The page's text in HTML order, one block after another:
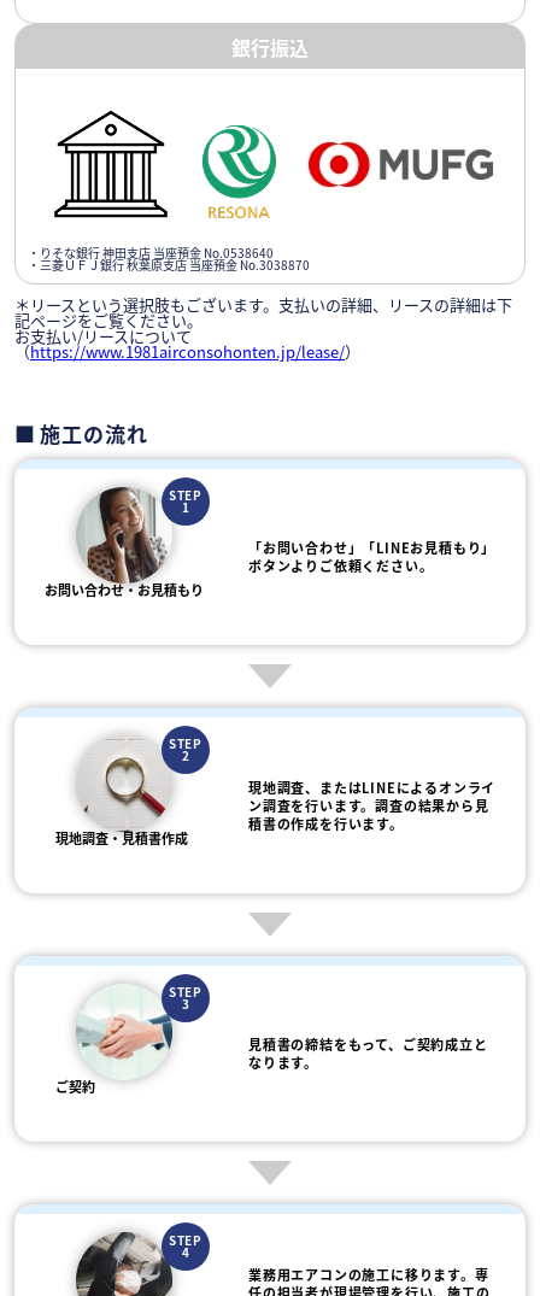
銀行振込
・りそな銀行 神田支店 当座預金 No.0538640
・三菱ＵＦＪ銀行 秋葉原支店 当座預金 No.3038870
＊リースという選択肢もございます。支払いの詳細、リースの詳細は下
記ページをご覧ください。
お支払い/リースについて
（https://www.1981airconsohonten.jp/lease/）
施工の流れ
STEP
1
お問い合わせ・お見積もり
「お問い合わせ」「LINEお見積もり」
ボタンよりご依頼ください。
STEP
2
現地調査・見積書作成
現地調査、またはLINEによるオンライ
ン調査を行います。調査の結果から見
積書の作成を行います。
STEP
3
ご契約
見積書の締結をもって、ご契約成立と
なります。
STEP
4
業務用エアコンの施工に移ります。専